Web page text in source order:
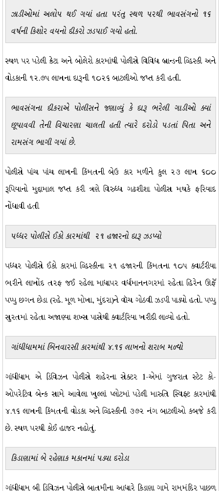
ઝાડીઓમાં અલોપ થઈ ગયાં હતા પરંતુ સ્થળ પરથી ભાવસંગનો ૧૬
વર્ષની કિશોર વયનો દીકરો ઝડપાઈ ગયો હતો.
સ્થળ પર પડેલી ક્રેટા અને બોલેરો કારમાંથી પોલીસે વિવિધ બ્રાન્ડની વ્હિસ્કી અને
વોડકાની ૧૨.૭૫ લાખના દારૂની ૧૦૨૬ બાટલીઓ જપ્ત કરી હતી.
ભાવસંગના દીકરાએ પોલીસને જણાવ્યું કે દારૂ ભરેલી ગાડીઓ ક્યાં
છૂપાવવી તેની વિચારણા ચાલતી હતી ત્યારે દરોડો પડતાં પિતા અને
રામસંગ ભાગી ગયાં છે.
પોલીસે પાંચ પાંચ લાખની કિંમતની બેઉ કાર મળીને કુલ ૨૩ લાખ ૬૦૦
રૂપિયાનો મુદ્દામાલ જપ્ત કરી ત્રણે વિરુધ્ધ ગઢશીશા પોલીસ મથકે ફરિયાદ
નોંધાવી હતી
પધ્ધર પોલીસે ઈકો કારમાંથી ૨૧ હજારનો દારૂ ઝડપ્યો
પધ્ધર પોલીસે ઈકો કારમાં વ્હિસ્કીના ૨૧ હજારની કિંમતના ૧૦૫ ક્વાર્ટરીયા
ભરીને લાખોંદ તરફ જઈ રહેલા માધાપર વર્ધમાનનગરમાં રહેતા હિરેન ઊર્ફે
પપ્પુ છગન છેડા (રહે. મૂળ મોખા, મુંદરા)ને વૉચ ગોઠવી ઝડપી પાડ્યો હતો. પપ્પુ
સુરતમાં રહેતા અજાણ્યા શખ્સ પાસેથી ક્વાર્ટરિયા ખરીદી લાવ્યો હતો.
ગાંધીધામમાં બિનવારસી કારમાંથી ૪.૧૬ લાખનો શરાબ મળ્યો
ગાંધીધામ એ ડિવિઝન પોલીસે શહેરના સેક્ટર 1-એમાં ગુજરાત સ્ટેટ કો-
ઓપરેટિવ બેન્ક સામે આવેલા ખુલ્લાં પ્લોટમાં પડેલી મારુતિ સ્વિફ્ટ કારમાંથી
૪.૧૬ લાખની કિંમતની વોડકા અને વ્હિસ્કીની ૩૭૨ નંગ બાટલીઓ કબજે કરી
છે. સ્થળ પરથી કોઈ હાજર નહોતું.
કિડાણામાં બે રહેણાક મકાનમાં પડ્યા દરોડા
ગાંધીધામ બી ડિવિઝન પોલીસે બાતમીના આધારે કિડાણા ગામે રામમંદિર પાછળ